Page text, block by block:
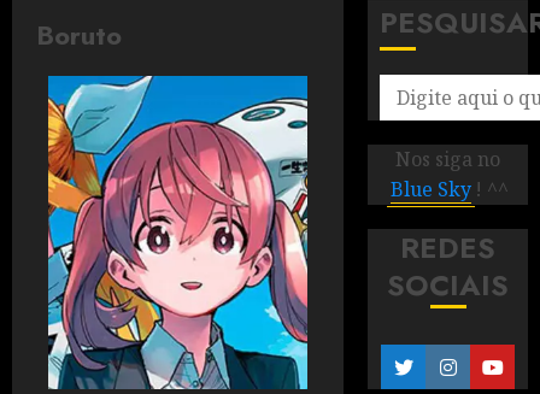
Boruto
Nos siga no
Blue Sky ! ^^
REDES
SOCIAIS